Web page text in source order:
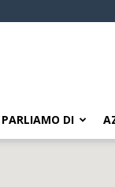
PARLIAMO DI